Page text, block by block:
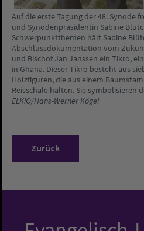
Auf die erste Tagung der 48. Synode
und Synodenpräsidentin Sabine
Schwerpunktthemen hält Sabine
Abschlussdokumentation vom
und Bischof Jan Janssen ein Tikro,
in Ghana. Dieser Tikro besteht aus
Holzfiguren, die aus einem
Reisschale halten. Sie symbolisieren
ELKiO/Hans-Werner Kögel
Zurück